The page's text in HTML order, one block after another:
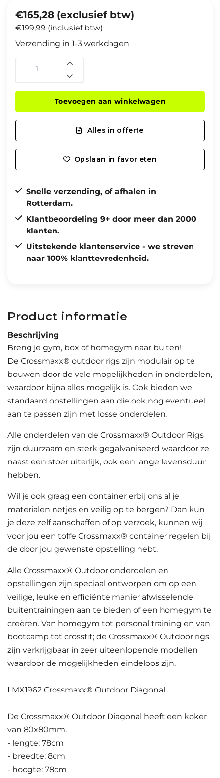
€165,28 (exclusief btw)
€199,99 (inclusief btw)
Verzending in 1-3 werkdagen
Toevoegen aan winkelwagen
Alles in offerte
Opslaan in favorieten
Snelle verzending, of afhalen in
Rotterdam.
Klantbeoordeling 9+ door meer dan 2000
klanten.
Uitstekende klantenservice - we streven
naar 100% klanttevredenheid.
Product informatie
Beschrijving
Breng je gym, box of homegym naar buiten!
De Crossmaxx® outdoor rigs zijn modulair op te
bouwen door de vele mogelijkheden in onderdelen,
waardoor bijna alles mogelijk is. Ook bieden we
standaard opstellingen aan die ook nog eventueel
aan te passen zijn met losse onderdelen.
Alle onderdelen van de Crossmaxx® Outdoor Rigs
zijn duurzaam en sterk gegalvaniseerd waardoor ze
naast een stoer uiterlijk, ook een lange levensduur
hebben.
Wil je ook graag een container erbij ons al je
materialen netjes en veilig op te bergen? Dan kun
je deze zelf aanschaffen of op verzoek, kunnen wij
voor jou een toffe Crossmaxx® container regelen bij
de door jou gewenste opstelling hebt.
Alle Crossmaxx® Outdoor onderdelen en
opstellingen zijn speciaal ontworpen om op een
veilige, leuke en efficiënte manier afwisselende
buitentrainingen aan te bieden of een homegym te
creëren. Van homegym tot personal training en van
bootcamp tot crossfit; de Crossmaxx® Outdoor rigs
zijn verkrijgbaar in zeer uiteenlopende modellen
waardoor de mogelijkheden eindeloos zijn.
LMX1962 Crossmaxx® Outdoor Diagonal
De Crossmaxx® Outdoor Diagonal heeft een koker
van 80x80mm.
- lengte: 78cm
- breedte: 8cm
- hoogte: 78cm